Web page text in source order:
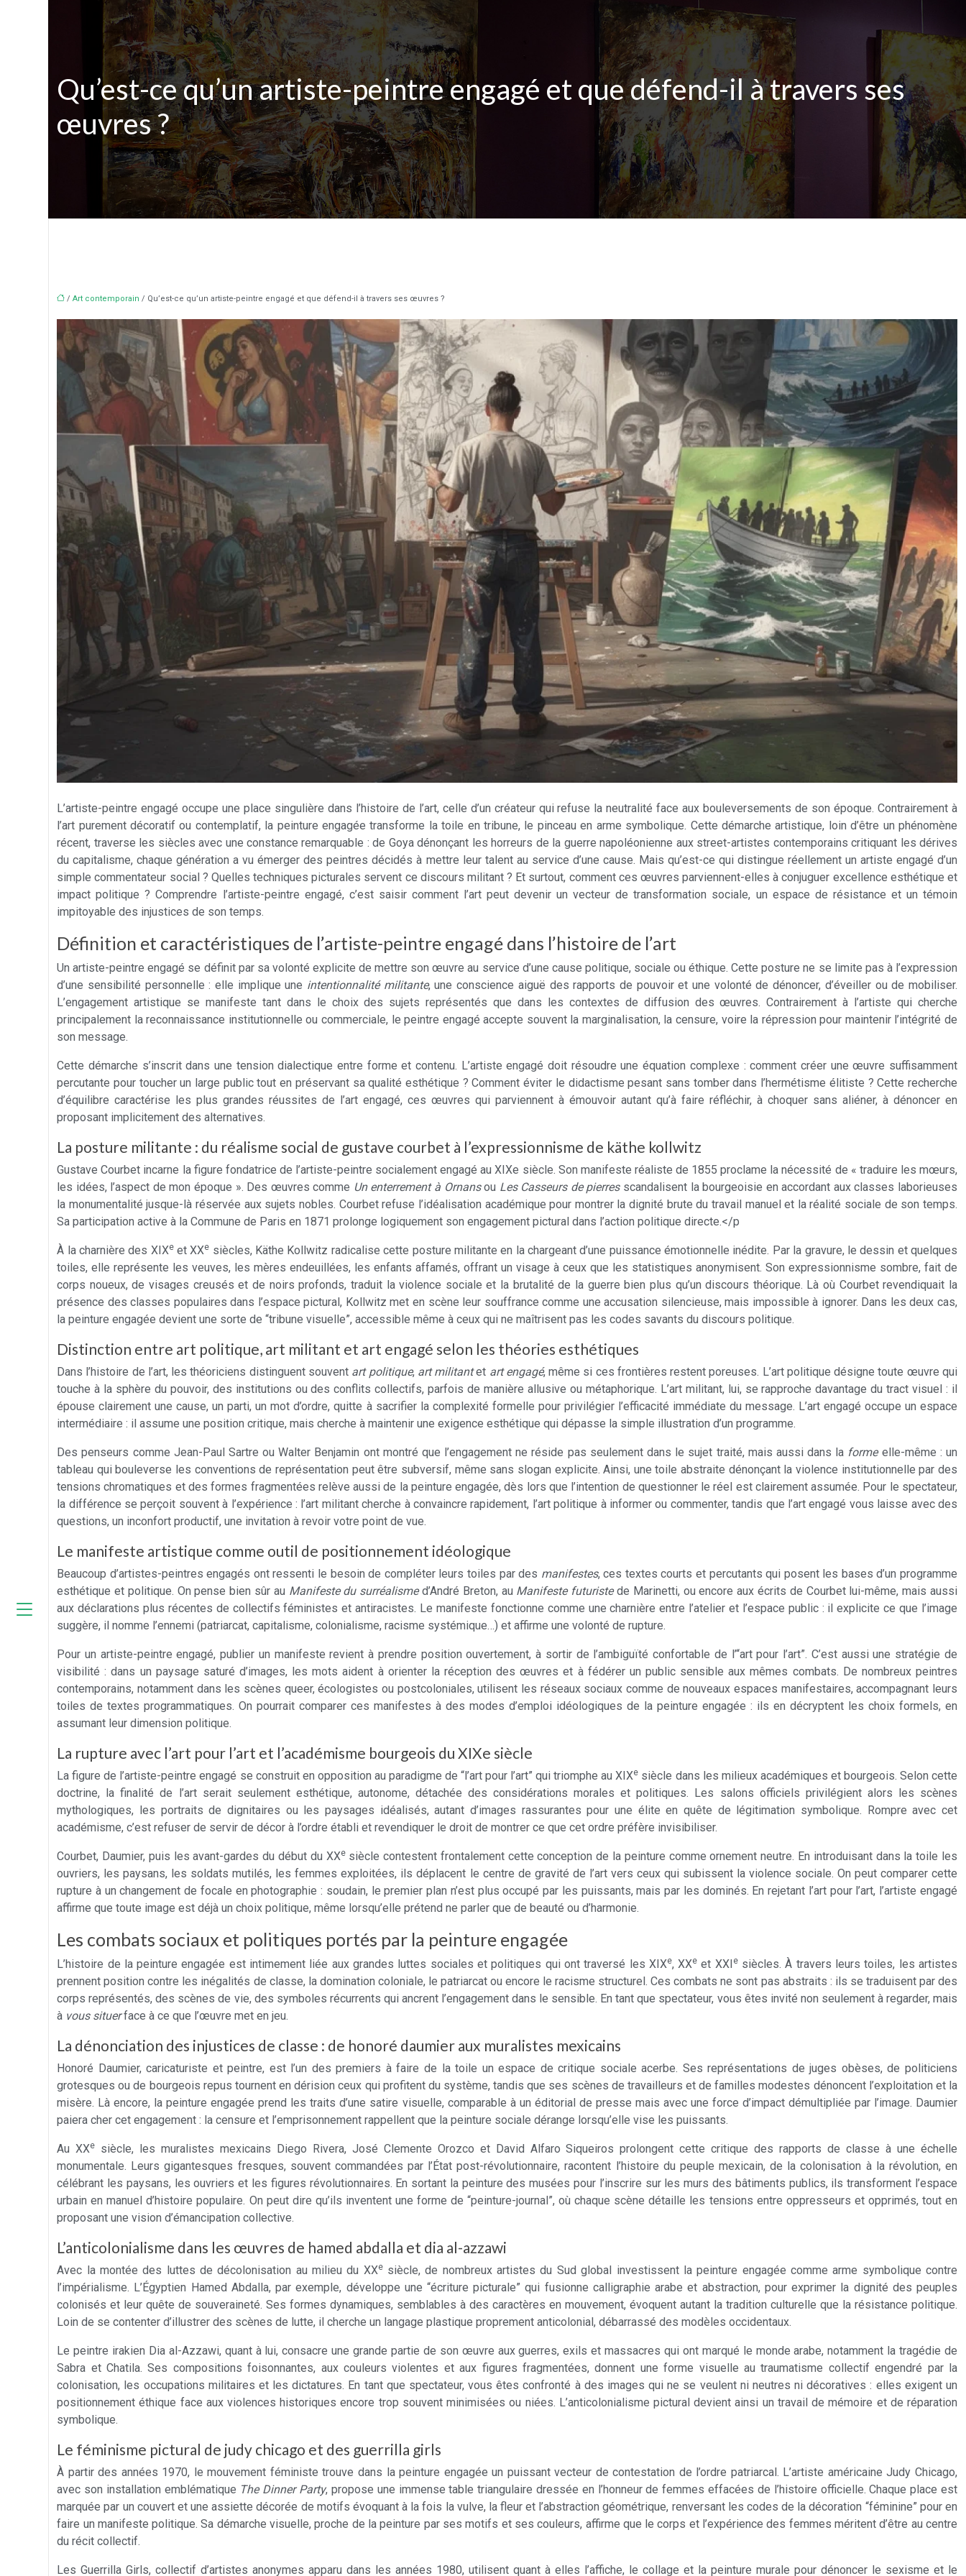
Qu’est-ce qu’un artiste-peintre engagé et que défend-il à travers ses
œuvres ?
/Art contemporain / Qu’est-ce qu’un artiste-peintre engagé et que défend-il à travers ses œuvres ?
L’artiste-peintre engagé occupe une place singulière dans l’histoire de l’art, celle d’un créateur qui refuse la neutralité face aux bouleversements de son époque. Contrairement à
l’art purement décoratif ou contemplatif, la peinture engagée transforme la toile en tribune, le pinceau en arme symbolique. Cette démarche artistique, loin d’être un phénomène
récent, traverse les siècles avec une constance remarquable : de Goya dénonçant les horreurs de la guerre napoléonienne aux street-artistes contemporains critiquant les dérives
du capitalisme, chaque génération a vu émerger des peintres décidés à mettre leur talent au service d’une cause. Mais qu’est-ce qui distingue réellement un artiste engagé d’un
simple commentateur social ? Quelles techniques picturales servent ce discours militant ? Et surtout, comment ces œuvres parviennent-elles à conjuguer excellence esthétique et
impact politique ? Comprendre l’artiste-peintre engagé, c’est saisir comment l’art peut devenir un vecteur de transformation sociale, un espace de résistance et un témoin
impitoyable des injustices de son temps.
Définition et caractéristiques de l’artiste-peintre engagé dans l’histoire de l’art
Un artiste-peintre engagé se définit par sa volonté explicite de mettre son œuvre au service d’une cause politique, sociale ou éthique. Cette posture ne se limite pas à l’expression
d’une sensibilité personnelle : elle implique une intentionnalité militante, une conscience aiguë des rapports de pouvoir et une volonté de dénoncer, d’éveiller ou de mobiliser.
L’engagement artistique se manifeste tant dans le choix des sujets représentés que dans les contextes de diffusion des œuvres. Contrairement à l’artiste qui cherche
principalement la reconnaissance institutionnelle ou commerciale, le peintre engagé accepte souvent la marginalisation, la censure, voire la répression pour maintenir l’intégrité de
son message.
Cette démarche s’inscrit dans une tension dialectique entre forme et contenu. L’artiste engagé doit résoudre une équation complexe : comment créer une œuvre suffisamment
percutante pour toucher un large public tout en préservant sa qualité esthétique ? Comment éviter le didactisme pesant sans tomber dans l’hermétisme élitiste ? Cette recherche
d’équilibre caractérise les plus grandes réussites de l’art engagé, ces œuvres qui parviennent à émouvoir autant qu’à faire réfléchir, à choquer sans aliéner, à dénoncer en
proposant implicitement des alternatives.
La posture militante : du réalisme social de gustave courbet à l’expressionnisme de käthe kollwitz
Gustave Courbet incarne la figure fondatrice de l’artiste-peintre socialement engagé au XIXe siècle. Son manifeste réaliste de 1855 proclame la nécessité de « traduire les mœurs,
les idées, l’aspect de mon époque ». Des œuvres comme Un enterrement à Ornansou Les Casseurs de pierresscandalisent la bourgeoisie en accordant aux classes laborieuses
la monumentalité jusque-là réservée aux sujets nobles. Courbet refuse l’idéalisation académique pour montrer la dignité brute du travail manuel et la réalité sociale de son temps.
Sa participation active à la Commune de Paris en 1871 prolonge logiquement son engagement pictural dans l’action politique directe.</p
À la charnière des XIXeet XXe siècles, Käthe Kollwitz radicalise cette posture militante en la chargeant d’une puissance émotionnelle inédite. Par la gravure, le dessin et quelques
toiles, elle représente les veuves, les mères endeuillées, les enfants affamés, offrant un visage à ceux que les statistiques anonymisent. Son expressionnisme sombre, fait de
corps noueux, de visages creusés et de noirs profonds, traduit la violence sociale et la brutalité de la guerre bien plus qu’un discours théorique. Là où Courbet revendiquait la
présence des classes populaires dans l’espace pictural, Kollwitz met en scène leur souffrance comme une accusation silencieuse, mais impossible à ignorer. Dans les deux cas,
la peinture engagée devient une sorte de “tribune visuelle”, accessible même à ceux qui ne maîtrisent pas les codes savants du discours politique.
Distinction entre art politique, art militant et art engagé selon les théories esthétiques
Dans l’histoire de l’art, les théoriciens distinguent souvent art politique, art militantet art engagé, même si ces frontières restent poreuses. L’art politique désigne toute œuvre qui
touche à la sphère du pouvoir, des institutions ou des conflits collectifs, parfois de manière allusive ou métaphorique. L’art militant, lui, se rapproche davantage du tract visuel : il
épouse clairement une cause, un parti, un mot d’ordre, quitte à sacrifier la complexité formelle pour privilégier l’efficacité immédiate du message. L’art engagé occupe un espace
intermédiaire : il assume une position critique, mais cherche à maintenir une exigence esthétique qui dépasse la simple illustration d’un programme.
Des penseurs comme Jean-Paul Sartre ou Walter Benjamin ont montré que l’engagement ne réside pas seulement dans le sujet traité, mais aussi dans la formeelle-même : un
tableau qui bouleverse les conventions de représentation peut être subversif, même sans slogan explicite. Ainsi, une toile abstraite dénonçant la violence institutionnelle par des
tensions chromatiques et des formes fragmentées relève aussi de la peinture engagée, dès lors que l’intention de questionner le réel est clairement assumée. Pour le spectateur,
la différence se perçoit souvent à l’expérience : l’art militant cherche à convaincre rapidement, l’art politique à informer ou commenter, tandis que l’art engagé vous laisse avec des
questions, un inconfort productif, une invitation à revoir votre point de vue.
Le manifeste artistique comme outil de positionnement idéologique
Beaucoup d’artistes-peintres engagés ont ressenti le besoin de compléter leurs toiles par des manifestes, ces textes courts et percutants qui posent les bases d’un programme
esthétique et politique. On pense bien sûr au Manifeste du surréalismed’André Breton, au Manifeste futuristede Marinetti, ou encore aux écrits de Courbet lui-même, mais aussi
aux déclarations plus récentes de collectifs féministes et antiracistes. Le manifeste fonctionne comme une charnière entre l’atelier et l’espace public : il explicite ce que l’image
suggère, il nomme l’ennemi (patriarcat, capitalisme, colonialisme, racisme systémique…) et affirme une volonté de rupture.
Pour un artiste-peintre engagé, publier un manifeste revient à prendre position ouvertement, à sortir de l’ambiguïté confortable de l’“art pour l’art”. C’est aussi une stratégie de
visibilité : dans un paysage saturé d’images, les mots aident à orienter la réception des œuvres et à fédérer un public sensible aux mêmes combats. De nombreux peintres
contemporains, notamment dans les scènes queer, écologistes ou postcoloniales, utilisent les réseaux sociaux comme de nouveaux espaces manifestaires, accompagnant leurs
toiles de textes programmatiques. On pourrait comparer ces manifestes à des modes d’emploi idéologiques de la peinture engagée : ils en décryptent les choix formels, en
assumant leur dimension politique.
La rupture avec l’art pour l’art et l’académisme bourgeois du XIXe siècle
La figure de l’artiste-peintre engagé se construit en opposition au paradigme de “l’art pour l’art” qui triomphe au XIXe siècle dans les milieux académiques et bourgeois. Selon cette
doctrine, la finalité de l’art serait seulement esthétique, autonome, détachée des considérations morales et politiques. Les salons officiels privilégient alors les scènes
mythologiques, les portraits de dignitaires ou les paysages idéalisés, autant d’images rassurantes pour une élite en quête de légitimation symbolique. Rompre avec cet
académisme, c’est refuser de servir de décor à l’ordre établi et revendiquer le droit de montrer ce que cet ordre préfère invisibiliser.
Courbet, Daumier, puis les avant-gardes du début du XXesiècle contestent frontalement cette conception de la peinture comme ornement neutre. En introduisant dans la toile les
ouvriers, les paysans, les soldats mutilés, les femmes exploitées, ils déplacent le centre de gravité de l’art vers ceux qui subissent la violence sociale. On peut comparer cette
rupture à un changement de focale en photographie : soudain, le premier plan n’est plus occupé par les puissants, mais par les dominés. En rejetant l’art pour l’art, l’artiste engagé
affirme que toute image est déjà un choix politique, même lorsqu’elle prétend ne parler que de beauté ou d’harmonie.
Les combats sociaux et politiques portés par la peinture engagée
L’histoire de la peinture engagée est intimement liée aux grandes luttes sociales et politiques qui ont traversé les XIXe, XXe et XXI esiècles. À travers leurs toiles, les artistes
prennent position contre les inégalités de classe, la domination coloniale, le patriarcat ou encore le racisme structurel. Ces combats ne sont pas abstraits : ils se traduisent par des
corps représentés, des scènes de vie, des symboles récurrents qui ancrent l’engagement dans le sensible. En tant que spectateur, vous êtes invité non seulement à regarder, mais
à vous situerface à ce que l’œuvre met en jeu.
La dénonciation des injustices de classe : de honoré daumier aux muralistes mexicains
Honoré Daumier, caricaturiste et peintre, est l’un des premiers à faire de la toile un espace de critique sociale acerbe. Ses représentations de juges obèses, de politiciens
grotesques ou de bourgeois repus tournent en dérision ceux qui profitent du système, tandis que ses scènes de travailleurs et de familles modestes dénoncent l’exploitation et la
misère. Là encore, la peinture engagée prend les traits d’une satire visuelle, comparable à un éditorial de presse mais avec une force d’impact démultipliée par l’image. Daumier
paiera cher cet engagement : la censure et l’emprisonnement rappellent que la peinture sociale dérange lorsqu’elle vise les puissants.
Au XXe
siècle, les muralistes mexicains Diego Rivera, José Clemente Orozco et David Alfaro Siqueiros prolongent cette critique des rapports de classe à une échelle
monumentale. Leurs gigantesques fresques, souvent commandées par l’État post-révolutionnaire, racontent l’histoire du peuple mexicain, de la colonisation à la révolution, en
célébrant les paysans, les ouvriers et les figures révolutionnaires. En sortant la peinture des musées pour l’inscrire sur les murs des bâtiments publics, ils transforment l’espace
urbain en manuel d’histoire populaire. On peut dire qu’ils inventent une forme de “peinture-journal”, où chaque scène détaille les tensions entre oppresseurs et opprimés, tout en
proposant une vision d’émancipation collective.
L’anticolonialisme dans les œuvres de hamed abdalla et dia al-azzawi
Avec la montée des luttes de décolonisation au milieu du XXesiècle, de nombreux artistes du Sud global investissent la peinture engagée comme arme symbolique contre
l’impérialisme. L’Égyptien Hamed Abdalla, par exemple, développe une “écriture picturale” qui fusionne calligraphie arabe et abstraction, pour exprimer la dignité des peuples
colonisés et leur quête de souveraineté. Ses formes dynamiques, semblables à des caractères en mouvement, évoquent autant la tradition culturelle que la résistance politique.
Loin de se contenter d’illustrer des scènes de lutte, il cherche un langage plastique proprement anticolonial, débarrassé des modèles occidentaux.
Le peintre irakien Dia al-Azzawi, quant à lui, consacre une grande partie de son œuvre aux guerres, exils et massacres qui ont marqué le monde arabe, notamment la tragédie de
Sabra et Chatila. Ses compositions foisonnantes, aux couleurs violentes et aux figures fragmentées, donnent une forme visuelle au traumatisme collectif engendré par la
colonisation, les occupations militaires et les dictatures. En tant que spectateur, vous êtes confronté à des images qui ne se veulent ni neutres ni décoratives : elles exigent un
positionnement éthique face aux violences historiques encore trop souvent minimisées ou niées. L’anticolonialisme pictural devient ainsi un travail de mémoire et de réparation
symbolique.
Le féminisme pictural de judy chicago et des guerrilla girls
À partir des années 1970, le mouvement féministe trouve dans la peinture engagée un puissant vecteur de contestation de l’ordre patriarcal. L’artiste américaine Judy Chicago,
avec son installation emblématique The Dinner Party, propose une immense table triangulaire dressée en l’honneur de femmes effacées de l’histoire officielle. Chaque place est
marquée par un couvert et une assiette décorée de motifs évoquant à la fois la vulve, la fleur et l’abstraction géométrique, renversant les codes de la décoration “féminine” pour en
faire un manifeste politique. Sa démarche visuelle, proche de la peinture par ses motifs et ses couleurs, affirme que le corps et l’expérience des femmes méritent d’être au centre
du récit collectif.
Les Guerrilla Girls, collectif d’artistes anonymes apparu dans les années 1980, utilisent quant à elles l’affiche, le collage et la peinture murale pour dénoncer le sexisme et le